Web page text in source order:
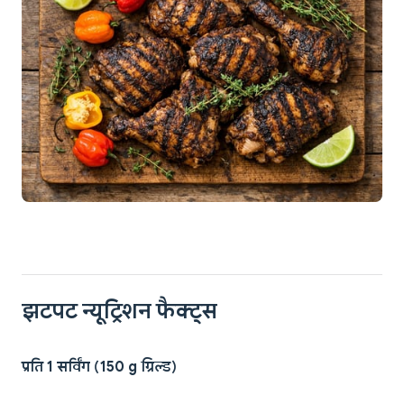
झटपट न्यूट्रिशन फैक्ट्स
प्रति 1 सर्विंग (150 g ग्रिल्ड)